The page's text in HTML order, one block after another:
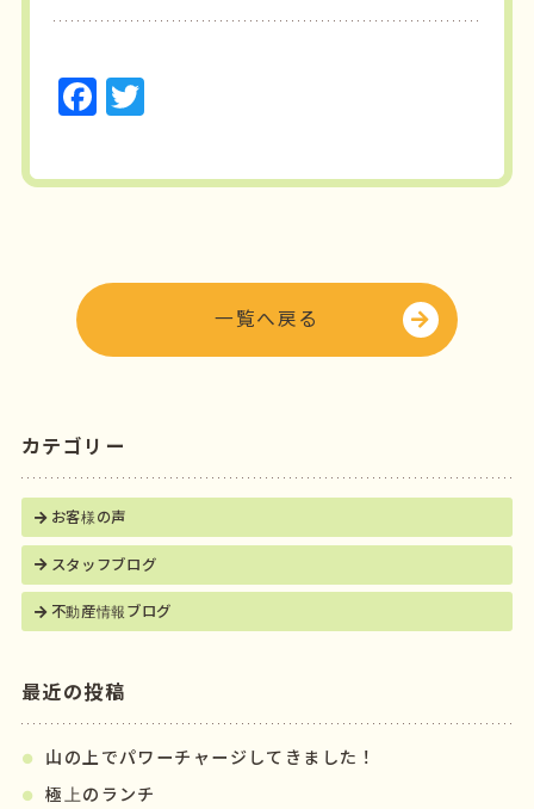
F
c
o
k
T
it
r
一覧へ戻る
カテゴリー
お客様の声
スタッフブログ
不動産情報ブログ
最近の投稿
山の上でパワーチャージしてきました！
極上のランチ